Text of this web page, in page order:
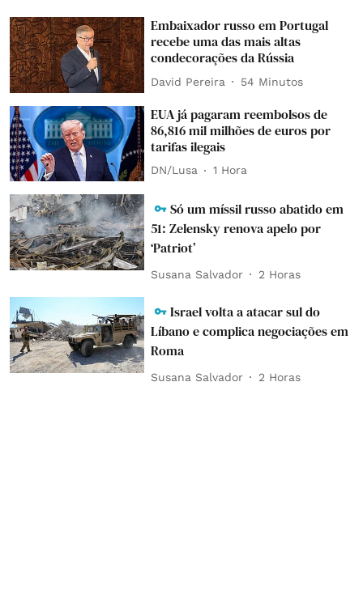
Embaixador russo em Portugal
recebe uma das mais altas
condecorações da Rússia
David Pereira 54 Minutos
EUA já pagaram reembolsos de
86,816 mil milhões de euros por
tarifas ilegais
DN/Lusa 1 Hora
Só um míssil russo abatido em
51: Zelensky renova apelo por
‘Patriot’
Susana Salvador 2 Horas
Israel volta a atacar sul do
Líbano e complica negociações em
Roma
Susana Salvador 2 Horas